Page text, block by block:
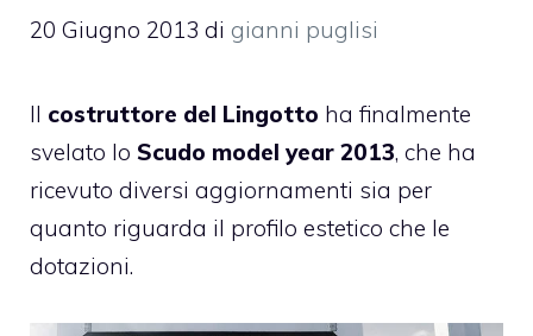
20 Giugno 2013 di gianni puglisi
Il costruttore del Lingotto ha finalmente
svelato lo Scudo model year 2013, che ha
ricevuto diversi aggiornamenti sia per
quanto riguarda il profilo estetico che le
dotazioni.